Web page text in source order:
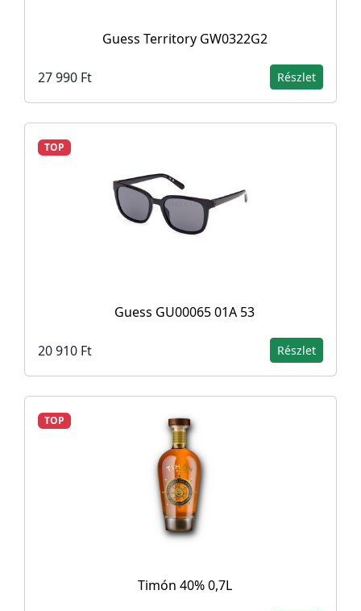
Guess Territory GW0322G2
27 990 Ft Részlet
TOP
Guess GU00065 01A 53
20 910 Ft Részlet
TOP
Timón 40% 0,7L